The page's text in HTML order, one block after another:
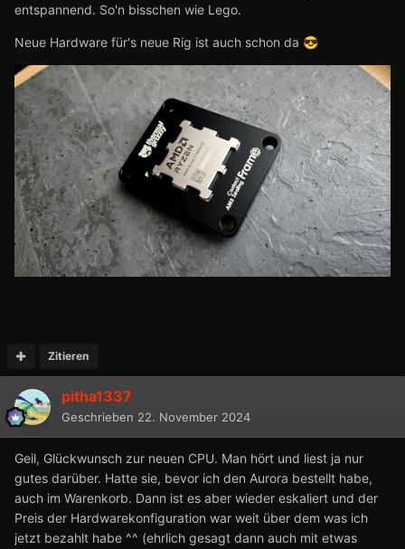
entspannend. So'n bisschen wie Lego.
Neue Hardware für's neue Rig ist auch schon da 😎
Zitieren
pitha1337
Geschrieben 22. November 2024
Geil, Glückwunsch zur neuen CPU. Man hört und liest ja nur
gutes darüber. Hatte sie, bevor ich den Aurora bestellt habe,
auch im Warenkorb. Dann ist es aber wieder eskaliert und der
Preis der Hardwarekonfiguration war weit über dem was ich
jetzt bezahlt habe ^^ (ehrlich gesagt dann auch mit etwas